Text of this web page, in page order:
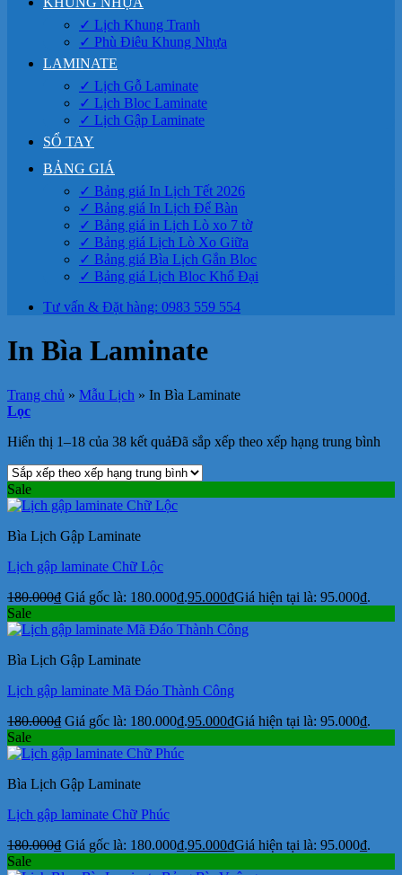
✓ Lịch Khung Tranh
✓ Phù Điêu Khung Nhựa
LAMINATE
✓ Lịch Gỗ Laminate
✓ Lịch Bloc Laminate
✓ Lịch Gập Laminate
SỔ TAY
BẢNG GIÁ
✓ Bảng giá In Lịch Tết 2026
✓ Bảng giá In Lịch Để Bàn
✓ Bảng giá in Lịch Lò xo 7 tờ
✓ Bảng giá Lịch Lò Xo Giữa
✓ Bảng giá Bìa Lịch Gắn Bloc
✓ Bảng giá Lịch Bloc Khổ Đại
Tư vấn & Đặt hàng: 0983 559 554
In Bìa Laminate
Trang chủ » Mẫu Lịch » In Bìa Laminate
Lọc
Hiển thị 1–18 của 38 kết quảĐã sắp xếp theo xếp hạng trung bình
Sale
Bìa Lịch Gập Laminate
Lịch gập laminate Chữ Lộc
180.000₫ Giá gốc là: 180.000₫.95.000₫Giá hiện tại là: 95.000₫.
Sale
Bìa Lịch Gập Laminate
Lịch gập laminate Mã Đáo Thành Công
180.000₫ Giá gốc là: 180.000₫.95.000₫Giá hiện tại là: 95.000₫.
Sale
Bìa Lịch Gập Laminate
Lịch gập laminate Chữ Phúc
180.000₫ Giá gốc là: 180.000₫.95.000₫Giá hiện tại là: 95.000₫.
Sale